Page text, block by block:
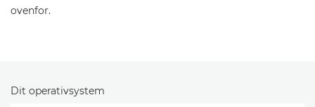
ovenfor.
Dit operativsystem